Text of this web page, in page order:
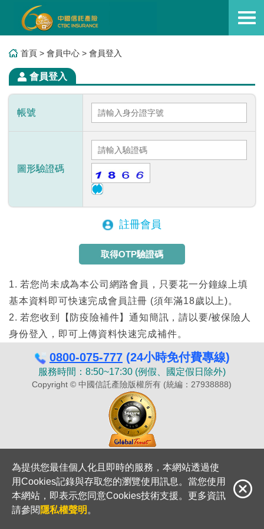
為提供您最佳個人化且即時的服務，本網站透過使
用Cookies記錄與存取您的瀏覽使用訊息。當您使用
本網站，即表示您同意Cookies技術支援。更多資訊
請參閱 隱私權聲明 。
首頁 > 會員中心 > 會員登入
會員登入
帳號
圖形驗證碼
註冊會員
取得OTP驗證碼
1. 若您尚未成為本公司網路會員，只要花一分鐘線上填
基本資料即可快速完成會員註冊 (須年滿18歲以上)。
2. 若您收到【防疫險補件】通知簡訊，請以要/被保險人
身份登入，即可上傳資料快速完成補件。
0800-075-777 (24小時免付費專線)
服務時間：8:50~17:30 (例假、國定假日除外)
Copyright © 中國信託產險版權所有 (統編：27938888)